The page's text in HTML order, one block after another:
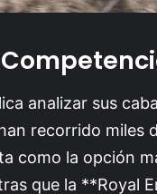
analizar sus
recorrido miles
como la opción
que la **Royal